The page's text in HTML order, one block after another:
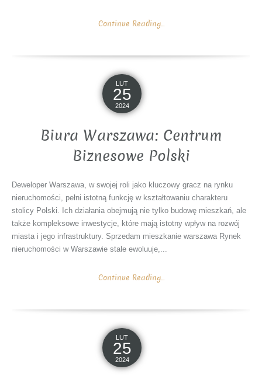
Continue Reading...
LUT
25
2024
Biura Warszawa: Centrum
Biznesowe Polski
Deweloper Warszawa, w swojej roli jako kluczowy gracz na rynku
nieruchomości, pełni istotną funkcję w kształtowaniu charakteru
stolicy Polski. Ich działania obejmują nie tylko budowę mieszkań, ale
także kompleksowe inwestycje, które mają istotny wpływ na rozwój
miasta i jego infrastruktury. Sprzedam mieszkanie warszawa Rynek
nieruchomości w Warszawie stale ewoluuje,...
Continue Reading...
LUT
25
2024